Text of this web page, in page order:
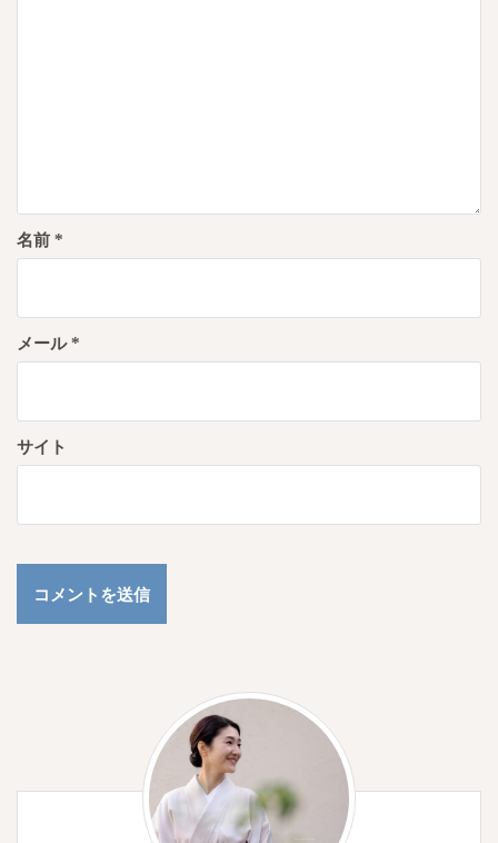
名前 *
メール*
サイト